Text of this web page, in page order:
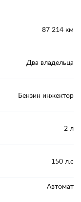
87 214 км
Два владельца
Бензин инжектор
2 л
150 л.с
Автомат